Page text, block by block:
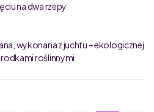
na dwa rzepy
wykonana z juchtu – ekologicznej
roślinnymi